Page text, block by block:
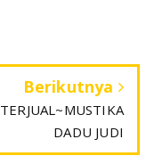
Berikutnya
TERJUAL~MUSTIKA
DADU JUDI